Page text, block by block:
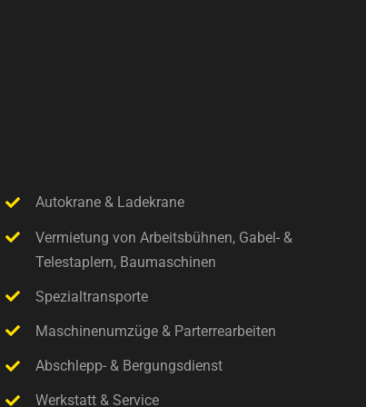
Autokrane & Ladekrane
Vermietung von Arbeitsbühnen, Gabel- &
Telestaplern, Baumaschinen
Spezialtransporte
Maschinenumzüge & Parterrearbeiten
Abschlepp- & Bergungsdienst
Werkstatt & Service